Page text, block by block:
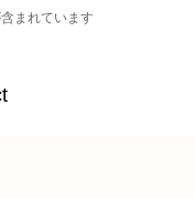
まれています